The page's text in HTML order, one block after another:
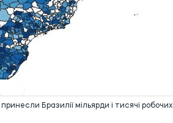
Бразилії мільярди і тисячі робочих